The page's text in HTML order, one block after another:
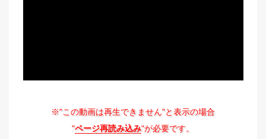
※"この動画は再生できません"と表示の場合
"ページ再読み込み"が必要です。